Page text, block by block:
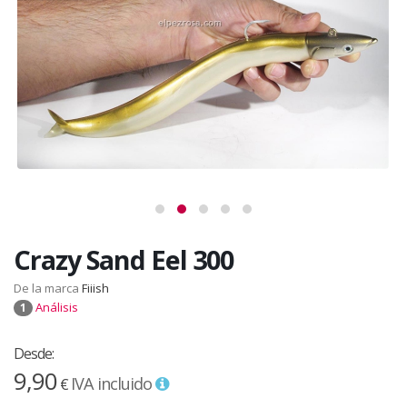
Crazy Sand Eel 300
De la marca Fiiish
1 Análisis
Desde:
9,90€ IVA incluido